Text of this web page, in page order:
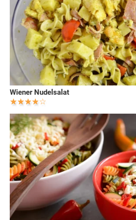
Wiener Nudelsalat